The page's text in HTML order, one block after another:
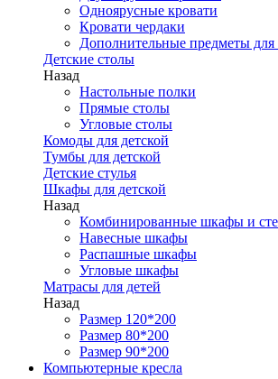
Одноярусные кровати
Кровати чердаки
Дополнительные предметы для
Детские столы
Назад
Настольные полки
Прямые столы
Угловые столы
Комоды для детской
Тумбы для детской
Детские стулья
Шкафы для детской
Назад
Комбинированные шкафы и
Навесные шкафы
Распашные шкафы
Угловые шкафы
Матрасы для детей
Назад
Размер 120*200
Размер 80*200
Размер 90*200
Компьютерные кресла